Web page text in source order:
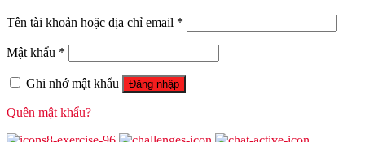
Tên tài khoản hoặc địa chỉ email *
Mật khẩu *
Ghi nhớ mật khẩu Đăng nhập
Quên mật khẩu?